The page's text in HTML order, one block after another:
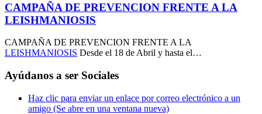
CAMPAÑA DE PREVENCION FRENTE A LA
LEISHMANIOSIS
CAMPAÑA DE PREVENCION FRENTE A LA
LEISHMANIOSIS Desde el 18 de Abril y hasta el…
Ayúdanos a ser Sociales
Haz clic para enviar un enlace por correo electrónico a un
amigo (Se abre en una ventana nueva)